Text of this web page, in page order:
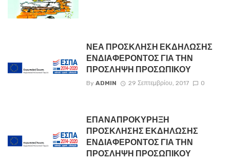
ΝΕΑ ΠΡΟΣΚΛΗΣΗ ΕΚΔΗΛΩΣΗΣ
ΕΝΔΙΑΦΕΡΟΝΤΟΣ ΓΙΑ ΤΗΝ
ΠΡΟΣΛΗΨΗ ΠΡΟΣΩΠΙΚΟΥ
By ADMIN 29 Σεπτεμβρίου, 2017 0
ΕΠΑΝΑΠΡΟΚΥΡΗΞΗ
ΠΡΟΣΚΛΗΣΗΣ ΕΚΔΗΛΩΣΗΣ
ΕΝΔΙΑΦΕΡΟΝΤΟΣ ΓΙΑ ΤΗΝ
ΠΡΟΣΛΗΨΗ ΠΡΟΣΩΠΙΚΟΥ